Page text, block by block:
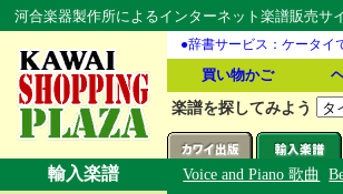
河合楽器製作所によるインターネット楽譜販売
●辞書サービス：ケータ
買い物かご
楽譜を探してみよう
輸入楽譜 Voice and Piano 歌曲